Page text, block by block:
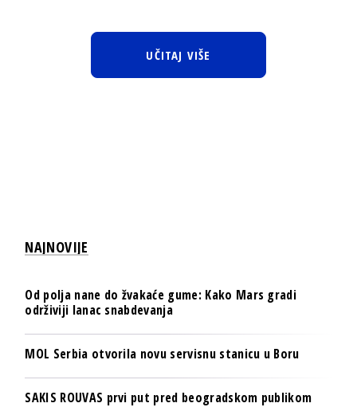
UČITAJ VIŠE
NAJNOVIJE
Od polja nane do žvakaće gume: Kako Mars gradi
održiviji lanac snabdevanja
MOL Serbia otvorila novu servisnu stanicu u Boru
SAKIS ROUVAS prvi put pred beogradskom publikom